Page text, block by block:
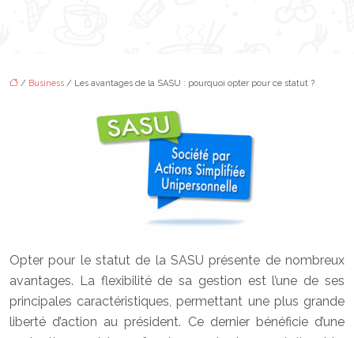
/ Business / Les avantages de la SASU : pourquoi opter pour ce statut ?
Opter pour le statut de la SASU présente de nombreux
avantages. La flexibilité de sa gestion est l’une de ses
principales caractéristiques, permettant une plus grande
liberté d’action au président. Ce dernier bénéficie d’une